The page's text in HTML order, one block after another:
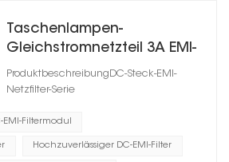
Taschenlampen-
Gleichstromnetzteil 3A EMI-
Filter Steckertyp
ProduktbeschreibungDC-Steck-EMI-
Netzfilter-Serie
EMI-Filtermodul
Hochzuverlässiger DC-EMI-Filter